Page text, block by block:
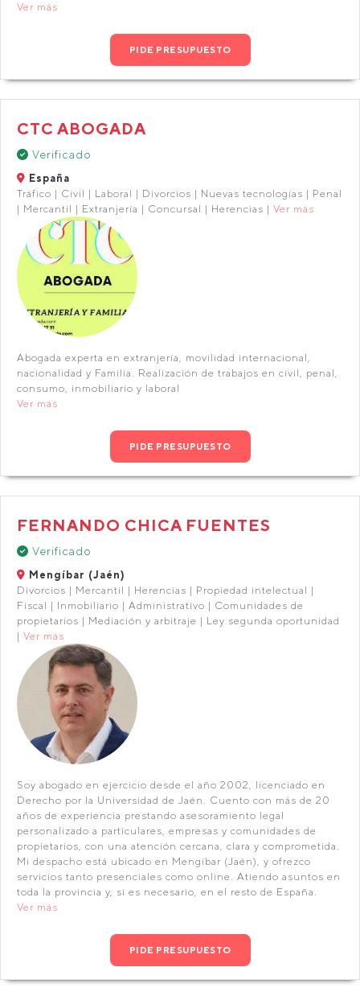
Ver más
PIDE PRESUPUESTO
CTC ABOGADA
Verificado
España
Tráfico | Civil | Laboral | Divorcios | Nuevas tecnologías | Penal
| Mercantil | Extranjería | Concursal | Herencias | Ver más
Abogada experta en extranjería, movilidad internacional,
nacionalidad y Familia. Realización de trabajos en civil, penal,
consumo, inmobiliario y laboral
Ver más
PIDE PRESUPUESTO
FERNANDO CHICA FUENTES
Verificado
Mengíbar (Jaén)
Divorcios | Mercantil | Herencias | Propiedad intelectual |
Fiscal | Inmobiliario | Administrativo | Comunidades de
propietarios | Mediación y arbitraje | Ley segunda oportunidad
| Ver más
Soy abogado en ejercicio desde el año 2002, licenciado en
Derecho por la Universidad de Jaén. Cuento con más de 20
años de experiencia prestando asesoramiento legal
personalizado a particulares, empresas y comunidades de
propietarios, con una atención cercana, clara y comprometida.
Mi despacho está ubicado en Mengíbar (Jaén), y ofrezco
servicios tanto presenciales como online. Atiendo asuntos en
toda la provincia y, si es necesario, en el resto de España.
Ver más
PIDE PRESUPUESTO